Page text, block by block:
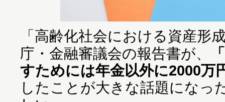
「高齢化社会における資産形
庁・金融審議会の報告書が、
すためには年金以外に2000万
したことが大きな話題になっ